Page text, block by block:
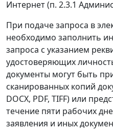
Интернет (п. 2.3.1
При подаче запроса в
необходимо заполнить
запроса с указанием
удостоверяющих
документы могут быть
сканированных копий
DOCX, PDF, TIFF) или
течение пяти рабочих
заявления и иных